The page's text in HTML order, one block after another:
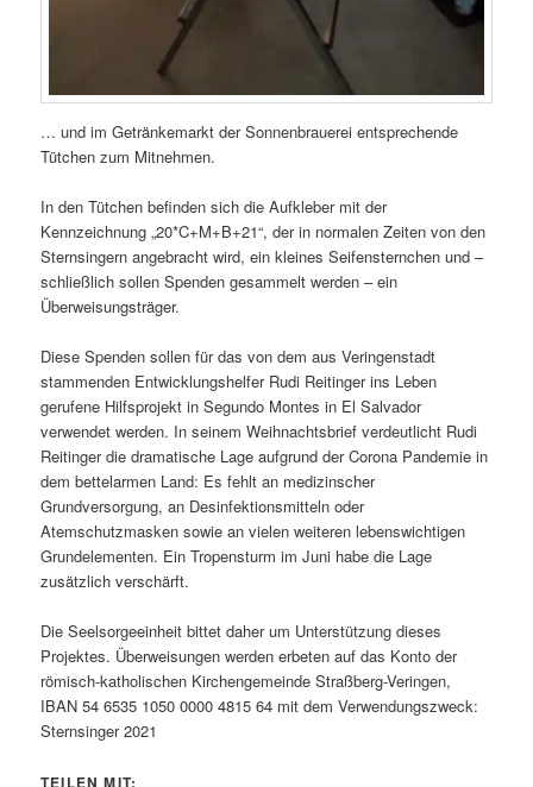
… und im Getränkemarkt der Sonnenbrauerei entsprechende
Tütchen zum Mitnehmen.
In den Tütchen befinden sich die Aufkleber mit der
Kennzeichnung „20*C+M+B+21“, der in normalen Zeiten von den
Sternsingern angebracht wird, ein kleines Seifensternchen und –
schließlich sollen Spenden gesammelt werden – ein
Überweisungsträger.
Diese Spenden sollen für das von dem aus Veringenstadt
stammenden Entwicklungshelfer Rudi Reitinger ins Leben
gerufene Hilfsprojekt in Segundo Montes in El Salvador
verwendet werden. In seinem Weihnachtsbrief verdeutlicht Rudi
Reitinger die dramatische Lage aufgrund der Corona Pandemie in
dem bettelarmen Land: Es fehlt an medizinscher
Grundversorgung, an Desinfektionsmitteln oder
Atemschutzmasken sowie an vielen weiteren lebenswichtigen
Grundelementen. Ein Tropensturm im Juni habe die Lage
zusätzlich verschärft.
Die Seelsorgeeinheit bittet daher um Unterstützung dieses
Projektes. Überweisungen werden erbeten auf das Konto der
römisch-katholischen Kirchengemeinde Straßberg-Veringen,
IBAN 54 6535 1050 0000 4815 64 mit dem Verwendungszweck:
Sternsinger 2021
TEILEN MIT: